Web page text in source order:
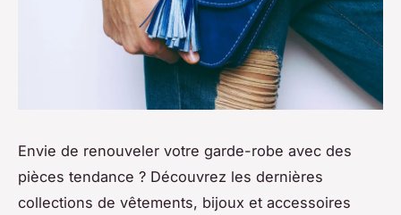
Envie de renouveler votre garde-robe avec des
pièces tendance ? Découvrez les dernières
collections de vêtements, bijoux et accessoires